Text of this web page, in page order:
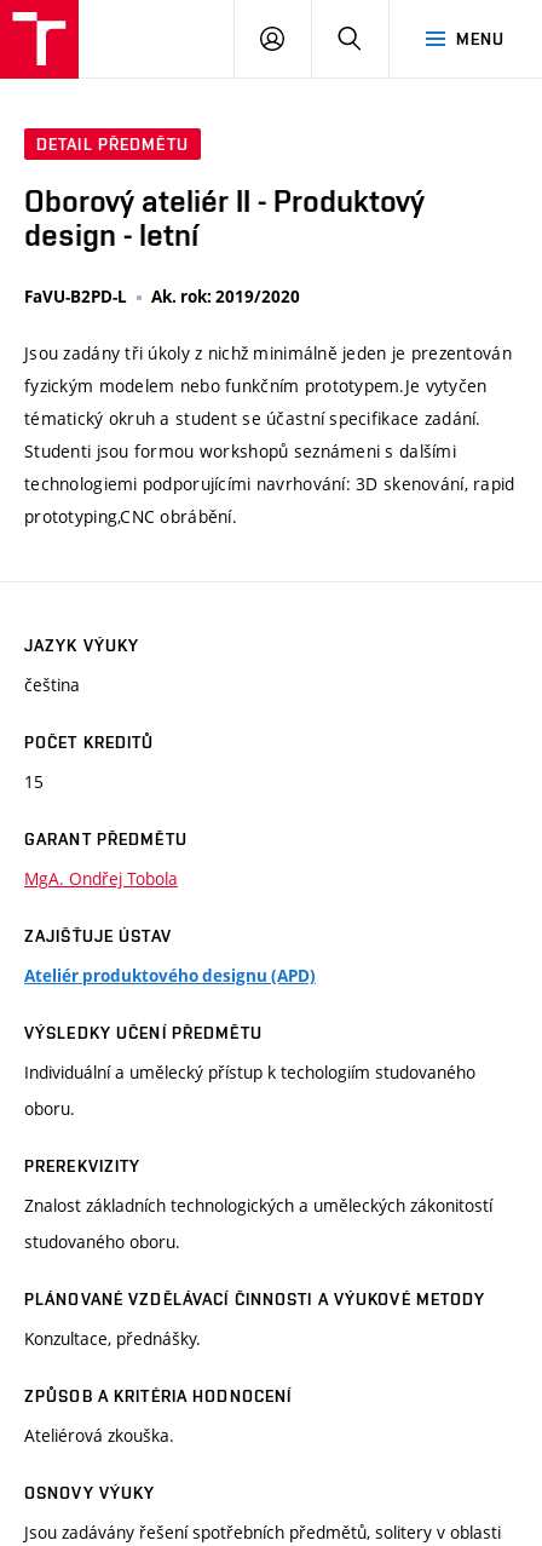
MENU
PŘIHLÁSIT
DETAIL PŘEDMĚTU
Oborový ateliér II - Produktový
design - letní
FaVU-B2PD-L Ak. rok: 2019/2020
Jsou zadány tři úkoly z nichž minimálně jeden je prezentován
fyzickým modelem nebo funkčním prototypem.Je vytyčen
tématický okruh a student se účastní specifikace zadání.
Studenti jsou formou workshopů seznámeni s dalšími
technologiemi podporujícími navrhování: 3D skenování, rapid
prototyping,CNC obrábění.
JAZYK VÝUKY
čeština
POČET KREDITŮ
15
GARANT PŘEDMĚTU
MgA. Ondřej Tobola
ZAJIŠŤUJE ÚSTAV
Ateliér produktového designu (APD)
VÝSLEDKY UČENÍ PŘEDMĚTU
Individuální a umělecký přístup k techologiím studovaného
oboru.
PREREKVIZITY
Znalost základních technologických a uměleckých zákonitostí
studovaného oboru.
PLÁNOVANÉ VZDĚLÁVACÍ ČINNOSTI A VÝUKOVÉ METODY
Konzultace, přednášky.
ZPŮSOB A KRITÉRIA HODNOCENÍ
Ateliérová zkouška.
OSNOVY VÝUKY
Jsou zadávány řešení spotřebních předmětů, solitery v oblasti